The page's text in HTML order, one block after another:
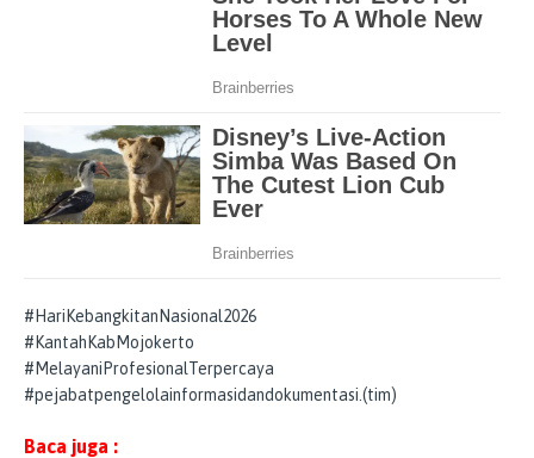
#HariKebangkitanNasional2026
#KantahKabMojokerto
#MelayaniProfesionalTerpercaya
#pejabatpengelolainformasidandokumentasi.(tim)
Baca juga :